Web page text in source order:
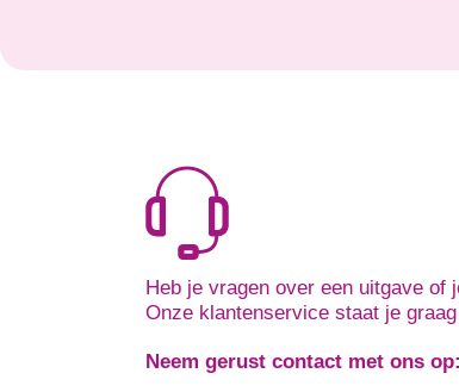
Heb je vragen over een uitgave of
Onze klantenservice staat je
Neem gerust contact met ons op: